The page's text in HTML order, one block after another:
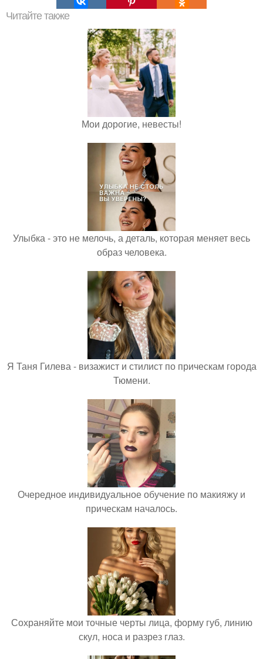
Читайте также
Мои дорогие, невесты!
Улыбка - это не мелочь, а деталь, которая меняет весь
образ человека.
Я Таня Гилева - визажист и стилист по прическам города
Тюмени.
Очередное индивидуальное обучение по макияжу и
прическам началось.
Сохраняйте мои точные черты лица, форму губ, линию
скул, носа и разрез глаз.